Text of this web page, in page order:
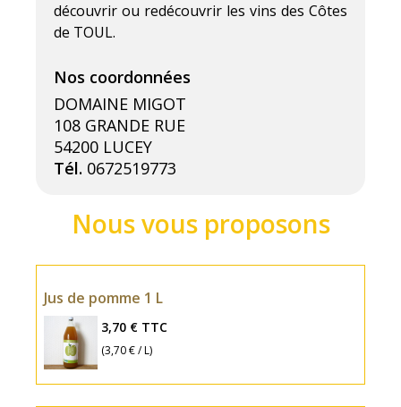
découvrir ou redécouvrir les vins des Côtes
de TOUL.
DOMAINE MIGOT
108 GRANDE RUE
54200 LUCEY
Tél. 0672519773
Jus de pomme 1 L
3,70 € TTC
(3,70 € / L)